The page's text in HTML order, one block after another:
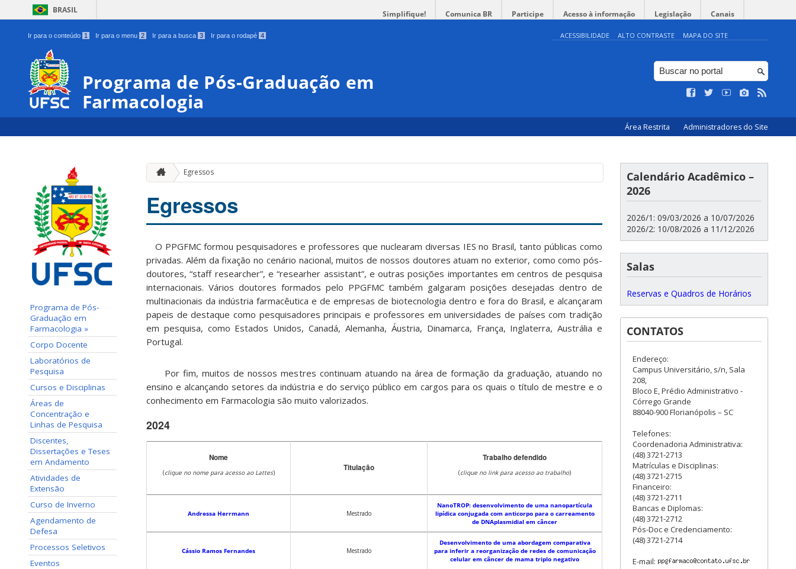
BRASIL Simplifique! Comunica BR Participe Acesso à informação Legislação Canais
Ir para o conteúdo 1 Ir para o menu 2 Ir para a busca 3 Ir para o rodapé 4 ACESSIBILIDADE ALTO CONTRASTE MAPA DO SITE
Programa de Pós-Graduação em
Farmacologia
Área Restrita Administradores do Site
Programa de Pós-
Graduação em
Farmacologia »
Corpo Docente
Laboratórios de
Pesquisa
Cursos e Disciplinas
Áreas de
Concentração e
Linhas de Pesquisa
Discentes,
Dissertações e Teses
em Andamento
Atividades de
Extensão
Curso de Inverno
Agendamento de
Defesa
Processos Seletivos
Eventos
Egressos
Egressos
O PPGFMC formou pesquisadores e professores que nuclearam diversas IES no Brasil, tanto públicas como
privadas. Além da fixação no cenário nacional, muitos de nossos doutores atuam no exterior, como como pós-
doutores, “staff researcher”, e “researher assistant”, e outras posições importantes em centros de pesquisa
internacionais. Vários doutores formados pelo PPGFMC também galgaram posições desejadas dentro de
multinacionais da indústria farmacêutica e de empresas de biotecnologia dentro e fora do Brasil, e alcançaram
papeis de destaque como pesquisadores principais e professores em universidades de países com tradição
em pesquisa, como Estados Unidos, Canadá, Alemanha, Áustria, Dinamarca, França, Inglaterra, Austrália e
Portugal.
Por fim, muitos de nossos mestres continuam atuando na área de formação da graduação, atuando no
ensino e alcançando setores da indústria e do serviço público em cargos para os quais o título de mestre e o
conhecimento em Farmacologia são muito valorizados.
2024
Nome
(clique no nome para acesso ao Lattes) Titulação
Trabalho defendido
(clique no link para acesso ao trabalho)
Andressa Herrmann Mestrado
NanoTROP: desenvolvimento de uma nanopartícula
lipídica conjugada com anticorpo para o carreamento
de DNAplasmidial em câncer
Cássio Ramos Fernandes Mestrado
Desenvolvimento de uma abordagem comparativa
para inferir a reorganização de redes de comunicação
celular em câncer de mama triplo negativo
Calendário Acadêmico –
2026
2026/1: 09/03/2026 a 10/07/2026
2026/2: 10/08/2026 a 11/12/2026
Salas
Reservas e Quadros de Horários
CONTATOS
Endereço:
Campus Universitário, s/n, Sala
208,
Bloco E, Prédio Administrativo -
Córrego Grande
88040-900 Florianópolis – SC
Telefones:
Coordenadoria Administrativa:
(48) 3721-2713
Matrículas e Disciplinas:
(48) 3721-2715
Financeiro:
(48) 3721-2711
Bancas e Diplomas:
(48) 3721-2712
Pós-Doc e Credenciamento:
(48) 3721-2714
E-mail: